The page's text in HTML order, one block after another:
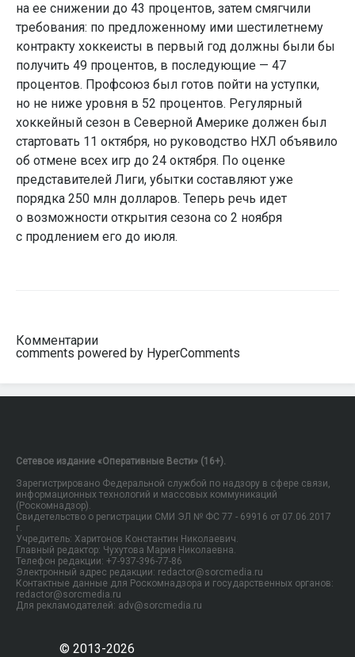
на ее снижении до 43 процентов, затем смягчили
требования: по предложенному ими шестилетнему
контракту хоккеисты в первый год должны были бы
получить 49 процентов, в последующие — 47
процентов. Профсоюз был готов пойти на уступки,
но не ниже уровня в 52 процентов. Регулярный
хоккейный сезон в Северной Америке должен был
стартовать 11 октября, но руководство НХЛ объявило
об отмене всех игр до 24 октября. По оценке
представителей Лиги, убытки составляют уже
порядка 250 млн долларов. Теперь речь идет
о возможности открытия сезона со 2 ноября
с продлением его до июля.
Комментарии
comments powered by HyperComments
Сетевое издание «Оперативные Вести» (16+).
Зарегистрировано Федеральной службой по надзору в сфере связи,
информационных технологий и массовых коммуникаций
(Роскомнадзор).
Свидетельство о регистрации СМИ ЭЛ № ФС 77 - 69916 от 07.06.2017
г.
Учредитель: Харитонов Константин Николаевич.
Главный редактор: Чухутова Мария Николаевна.
Телефон редакции: +7-937-396-77-86
Электронный адрес редакции: redactor@sorcmedia.ru
Контактные данные для Роскомнадзора и государственных органов:
redactor@sorcmedia.ru
Для рекламодателей: adv@sorcmedia.ru
© 2013-2026